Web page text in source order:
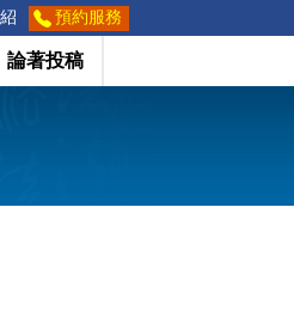
預約服務
論著投稿